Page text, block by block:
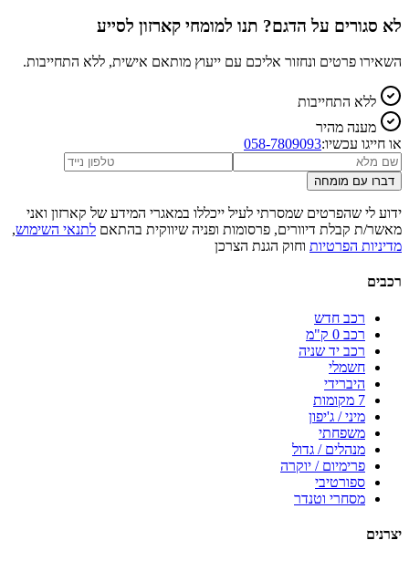
לא סגורים על הדגם? תנו למומחי קארזון לסייע
השאירו פרטים ונחזור אליכם עם ייעוץ מותאם אישית, ללא התחייבות.
ללא התחייבות
מענה מהיר
או חייגו עכשיו:058-7809093
דברו עם מומחה
ידוע לי שהפרטים שמסרתי לעיל ייכללו במאגרי המידע של קארזון ואני
מאשר/ת קבלת דיוורים, פרסומות ופניה שיווקית בהתאם לתנאי השימוש,
מדיניות הפרטיות וחוק הגנת הצרכן
רכבים
רכב חדש
רכב 0 ק"מ
רכב יד שניה
חשמלי
היברידי
7 מקומות
מיני / ג'יפון
משפחתי
מנהלים / גדול
פרימיום / יוקרה
ספורטיבי
מסחרי וטנדר
יצרנים